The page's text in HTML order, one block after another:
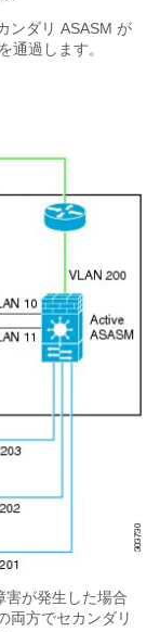
ンダリ ASASM が
通過します。
害が発生した場合
両方でセカンダリ